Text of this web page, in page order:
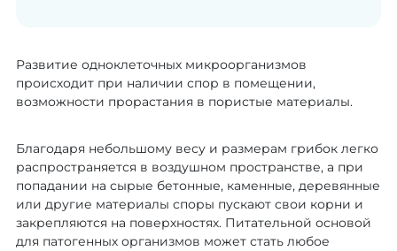
Развитие одноклеточных микроорганизмов
происходит при наличии спор в помещении,
возможности прорастания в пористые материалы.
Благодаря небольшому весу и размерам грибок легко
распространяется в воздушном пространстве, а при
попадании на сырые бетонные, каменные, деревянные
или другие материалы споры пускают свои корни и
закрепляются на поверхностях. Питательной основой
для патогенных организмов может стать любое